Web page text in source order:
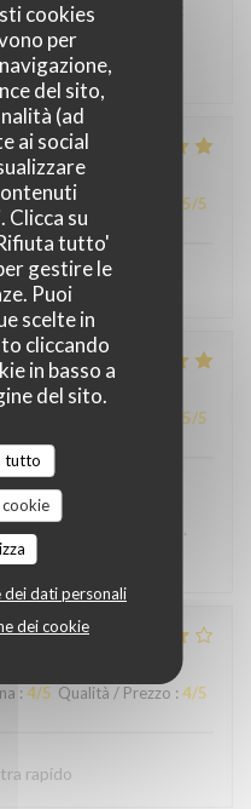
cookies
per
del sito,
(ad
ai social
Clicca su
tutto'
gestire le
Puoi
scelte in
cliccando
in basso a
del sito.
tutto
dati personali
dei cookie
bien servis et surtout
mousse au chocolat
: 5/5 Qualità / Prezzo 5/5
5/5
où nous nous
de Bruxelles.
fausse note
: 4/5 Qualità / Prezzo : 4/5
rapido